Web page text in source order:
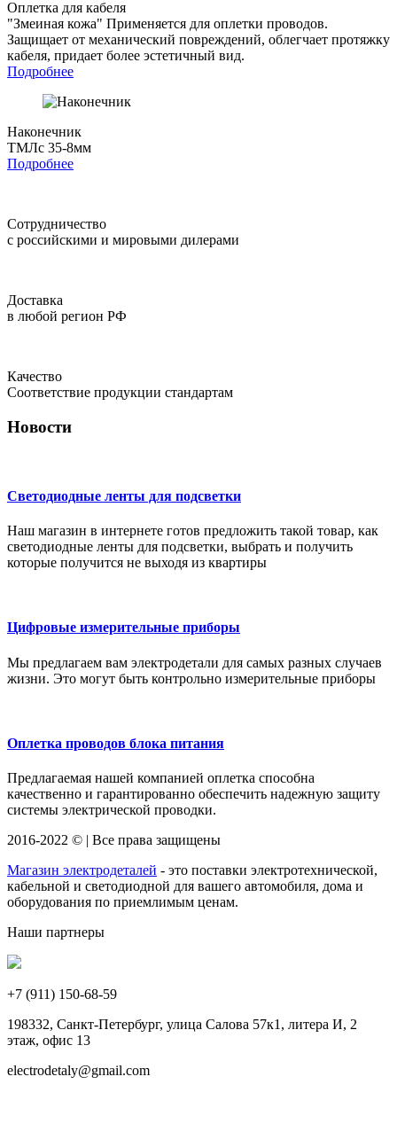
Оплетка для кабеля
"Змеиная кожа" Применяется для оплетки проводов.
Защищает от механический повреждений, облегчает протяжку
кабеля, придает более эстетичный вид.
Подробнее
Наконечник
ТМЛс 35-8мм
Подробнее
Сотрудничество
с российскими и мировыми дилерами
Доставка
в любой регион РФ
Качество
Соответствие продукции стандартам
Новости
Светодиодные ленты для подсветки
Наш магазин в интернете готов предложить такой товар, как
светодиодные ленты для подсветки, выбрать и получить
которые получится не выходя из квартиры
Цифровые измерительные приборы
Мы предлагаем вам электродетали для самых разных случаев
жизни. Это могут быть контрольно измерительные приборы
Оплетка проводов блока питания
Предлагаемая нашей компанией оплетка способна
качественно и гарантированно обеспечить надежную защиту
системы электрической проводки.
2016-2022 © | Все права защищены
Магазин электродеталей - это поставки электротехнической,
кабельной и светодиодной для вашего автомобиля, дома и
оборудования по приемлимым ценам.
Наши партнеры
+7 (911) 150-68-59
198332, Санкт-Петербург, улица Салова 57к1, литера И, 2
этаж, офис 13
electrodetaly@gmail.com